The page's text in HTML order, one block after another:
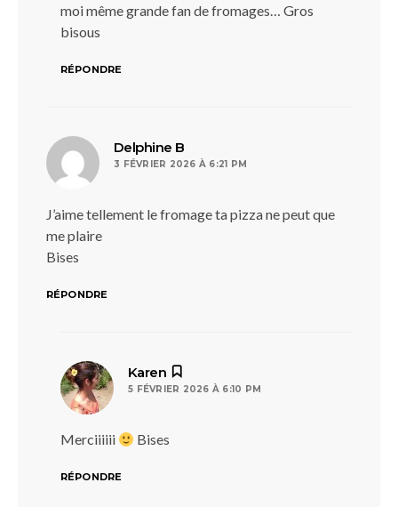
moi même grande fan de fromages… Gros
bisous
RÉPONDRE
Delphine B
3 FÉVRIER 2026 À 6:21 PM
J’aime tellement le fromage ta pizza ne peut que
me plaire
Bises
RÉPONDRE
Karen
5 FÉVRIER 2026 À 6:10 PM
Merciiiiii Bises
RÉPONDRE